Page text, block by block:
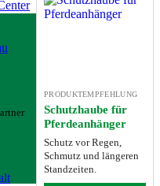
PRODUKTEMPFEHLUNG
Schutzhaube für
Pferdeanhänger
Schutz vor Regen,
Schmutz und längeren
Standzeiten.